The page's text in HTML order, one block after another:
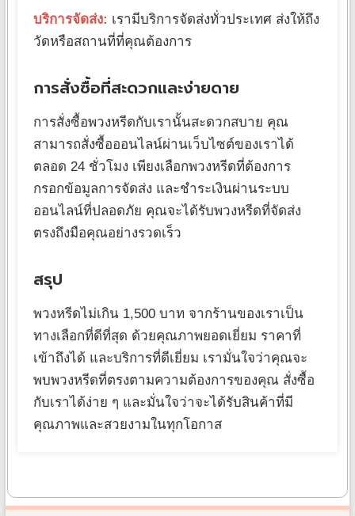
บริการจัดส่ง: เรามีบริการจัดส่งทั่วประเทศ ส่งให้ถึง
วัดหรือสถานที่ที่คุณต้องการ
การสั่งซื้อที่สะดวกและง่ายดาย
การสั่งซื้อพวงหรีดกับเรานั้นสะดวกสบาย คุณ
สามารถสั่งซื้อออนไลน์ผ่านเว็บไซต์ของเราได้
ตลอด 24 ชั่วโมง เพียงเลือกพวงหรีดที่ต้องการ
กรอกข้อมูลการจัดส่ง และชำระเงินผ่านระบบ
ออนไลน์ที่ปลอดภัย คุณจะได้รับพวงหรีดที่จัดส่ง
ตรงถึงมือคุณอย่างรวดเร็ว
สรุป
พวงหรีดไม่เกิน 1,500 บาท จากร้านของเราเป็น
ทางเลือกที่ดีที่สุด ด้วยคุณภาพยอดเยี่ยม ราคาที่
เข้าถึงได้ และบริการที่ดีเยี่ยม เรามั่นใจว่าคุณจะ
พบพวงหรีดที่ตรงตามความต้องการของคุณ สั่งซื้อ
กับเราได้ง่าย ๆ และมั่นใจว่าจะได้รับสินค้าที่มี
คุณภาพและสวยงามในทุกโอกาส